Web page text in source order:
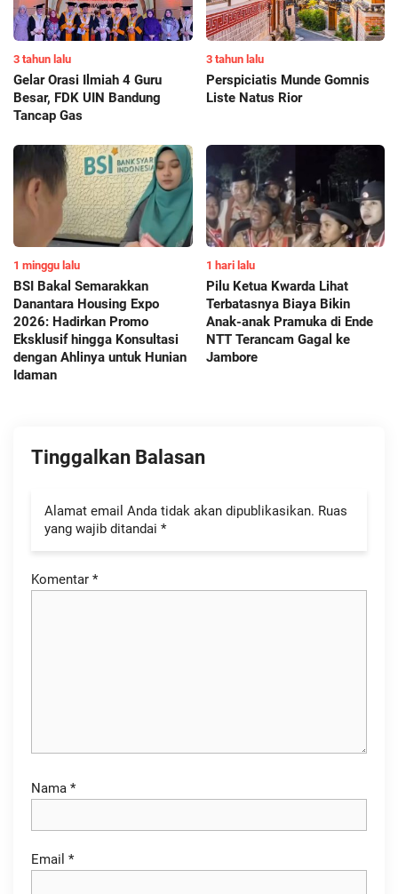
3 tahun lalu
Gelar Orasi Ilmiah 4 Guru
Besar, FDK UIN Bandung
Tancap Gas
3 tahun lalu
Perspiciatis Munde Gomnis
Liste Natus Rior
1 minggu lalu
BSI Bakal Semarakkan
Danantara Housing Expo
2026: Hadirkan Promo
Eksklusif hingga Konsultasi
dengan Ahlinya untuk Hunian
Idaman
1 hari lalu
Pilu Ketua Kwarda Lihat
Terbatasnya Biaya Bikin
Anak-anak Pramuka di Ende
NTT Terancam Gagal ke
Jambore
Tinggalkan Balasan
Alamat email Anda tidak akan dipublikasikan. Ruas
yang wajib ditandai *
Komentar *
Nama *
Email *